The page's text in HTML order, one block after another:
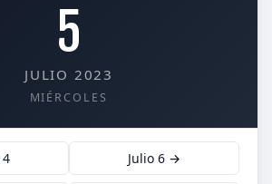
5
JULIO 2023
MIÉRCOLES
Julio 6 →